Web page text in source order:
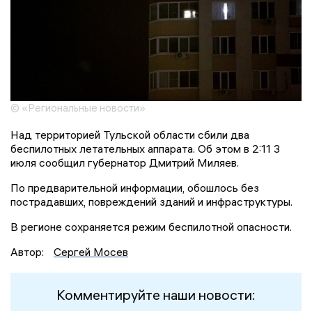
© «Региональные новости»
Над территорией Тульской области сбили два
беспилотных летательных аппарата. Об этом в 2:11 3
июля сообщил губернатор Дмитрий Миляев.
По предварительной информации, обошлось без
пострадавших, повреждений зданий и инфраструктуры.
В регионе сохраняется режим беспилотной опасности.
Автор:
Сергей Мосев
Комментируйте наши новости: